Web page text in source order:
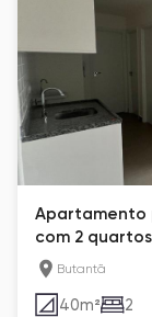
Apartamento
com 2
Butantã
Butantã
40m² 2